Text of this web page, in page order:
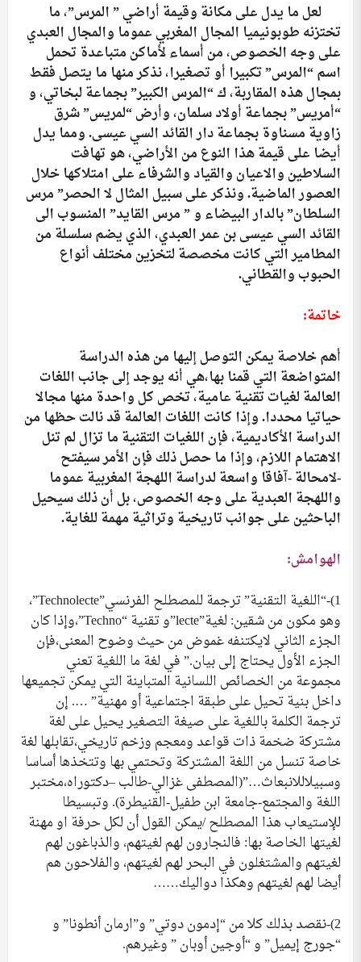
لعل ما يدل على مكانة وقيمة أراضي ” المرس”، ما
تختزنه طوبونيميا المجال المغربي عموما والمجال العبدي
على وجه الخصوص، من أسماء لأماكن متباعدة تحمل
اسم “المرس” تكبيرا أو تصغيرا، نذكر منها ما يتصل فقط
بمجال هذه المقاربة، ك “المرس الكبير” بجماعة لبخاتي، و
“أمريس” بجماعة أولاد سلمان، وأرض “لمريس” شرق
زاوية مسناوة بجماعة دار القائد السي عيسى. ومما يدل
أيضا على قيمة هذا النوع من الأراضي، هو تهافت
السلاطين والاعيان والقياد والشرفاء على امتلاكها خلال
العصور الماضية. ونذكر على سبيل المثال لا الحصر” مرس
السلطان” بالدار البيضاء و ” مرس القايد” المنسوب الى
القائد السي عيسى بن عمر العبدي، الذي يضم سلسلة من
المطامير التي كانت مخصصة لتخزين مختلف أنواع
الحبوب والقطاني.
خاتمة:
أهم خلاصة يمكن التوصل إليها من هذه الدراسة
المتواضعة التي قمنا بها،هي أنه يوجد إلى جانب اللغات
العالمة لغيات تقنية عامية، تخص كل واحدة منها مجالا
حياتيا محددا. وإذا كانت اللغات العالمة قد نالت حظها من
الدراسة الأكاديمية، فإن اللغيات التقنية ما تزال لم تنل
الاهتمام اللازم، وإذا ما حصل ذلك فإن الأمر سيفتح
-لامحالة -آفاقا واسعة لدراسة اللهجة المغربية عموما
واللهجة العبدية على وجه الخصوص، بل أن ذلك سيحيل
الباحثين على جوانب تاريخية وتراثية مهمة للغاية.
الهوامش:
1)-“اللغية التقنية” ترجمة للمصطلح الفرنسي”Technolecte”،
وهو مكون من شقين: لغية”lecte”و تقنية “Techno”،وإذا كان
الجزء الثاني لايكتنفه غموض من حيث وضوح المعنى،فإن
الجزء الأول يحتاج إلى بيان.” في لغة ما اللغية تعني
مجموعة من الخصائص اللسانية المتباينة التي يمكن تجميعها
داخل بنية تحيل على طبقة اجتماعية أو مهنية” …. إن
ترجمة الكلمة باللغية على صيغة التصغير يحيل على لغة
مشتركة ضخمة ذات قواعد ومعجم وزخم تاريخي،تقابلها لغة
خاصة تنسل من اللغة المشتركة وتحتمي بها وتتخذها أساسا
وسبيلاللانبعاث…”(المصطفى غزالي-طالب –دكتوراه،مختبر
اللغة والمجتمع-جامعة ابن طفيل-القنيطرة). وتبسيطا
للإستيعاب هذا المصطلح /يمكن القول أن لكل حرفة او مهنة
لغيتها الخاصة بها: فالنجارون لهم لغيتهم، والذباغون لهم
لغيتهم والمشتغلون في البحر لهم لغيتهم، والفلاحون هم
أيضا لهم لغيتهم وهكذا دواليك……
2)-نقصد بذلك كلا من “إدمون دوتي” و”ارمان أنطونا” و
“جورج إيميل” و “أوجين أوبان ” وغيرهم.